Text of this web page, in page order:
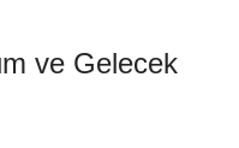
ve Gelecek